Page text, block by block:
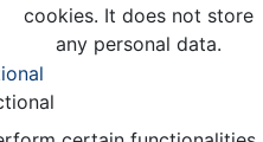
cookies. It does not store
any personal data.